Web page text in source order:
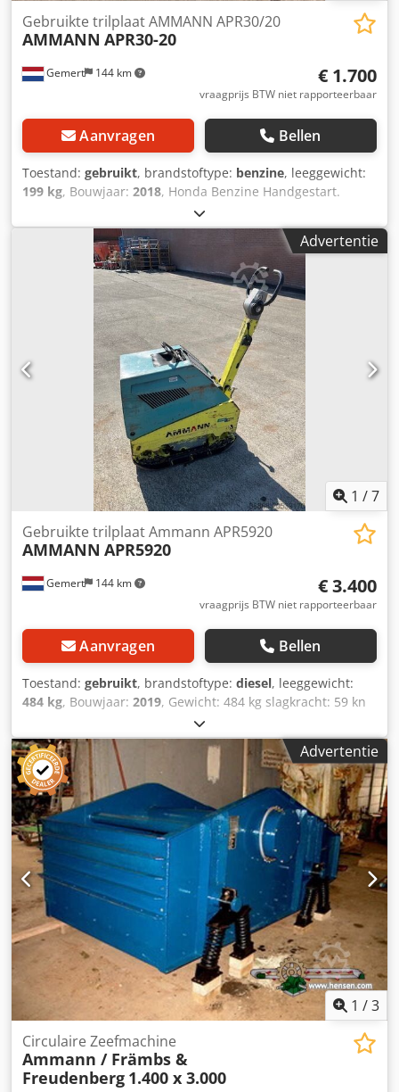
Gemert 144 km
Gebruikte trilplaat AMMANN APR30/20
AMMANN APR30-20
€ 1.700
vraagprijs BTW niet rapporteerbaar
Aanvragen Bellen
Toestand: gebruikt, brandstoftype: benzine, leeggewicht:
199 kg, Bouwjaar: 2018, Honda Benzine Handgestart.
Gewicht: 199 kg slagkracht: 30kn Breedte plaat: 50cm
Csdpfexw H Hvox Am Esrf Vooruit/teruguit Prijs: €1.700,- ex
BTW Meerdere op voorraad!!
Advertentie
1 /7
Gemert 144 km
Gebruikte trilplaat Ammann APR5920
AMMANN APR5920
€ 3.400
vraagprijs BTW niet rapporteerbaar
Aanvragen Bellen
Toestand: gebruikt, brandstoftype: diesel, leeggewicht:
484 kg, Bouwjaar: 2019, Gewicht: 484 kg slagkracht: 59 kn
Diesel, 1 cylinder Hatz (1b40)\ Vooruit/ teruguit. Elektrisch
gestart. Breedte plaat: 60 cm Prijs per stuk: € 3.400,- ex
BTW Meerdere op voorraad! Cjdsxw H Hcepfx Am Esrf
Advertentie
1 /3
Circulaire Zeefmachine
Ammann / Främbs &
Freudenberg 1.400 x 3.000